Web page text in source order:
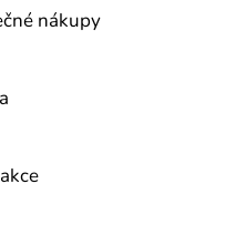
r
nákupy